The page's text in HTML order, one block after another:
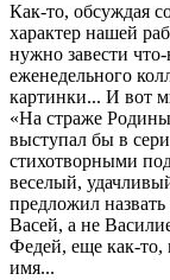
Как-то, обсуждая
характер нашей
нужно завести
еженедельного
картинки... И вот
«На страже
выступал бы в
стихотворными
веселый,
предложил
Васей, а не
Федей, еще как-то,
имя...